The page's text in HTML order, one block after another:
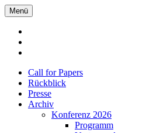
Menü
Call for Papers
Rückblick
Presse
Archiv
Konferenz 2026
Programm